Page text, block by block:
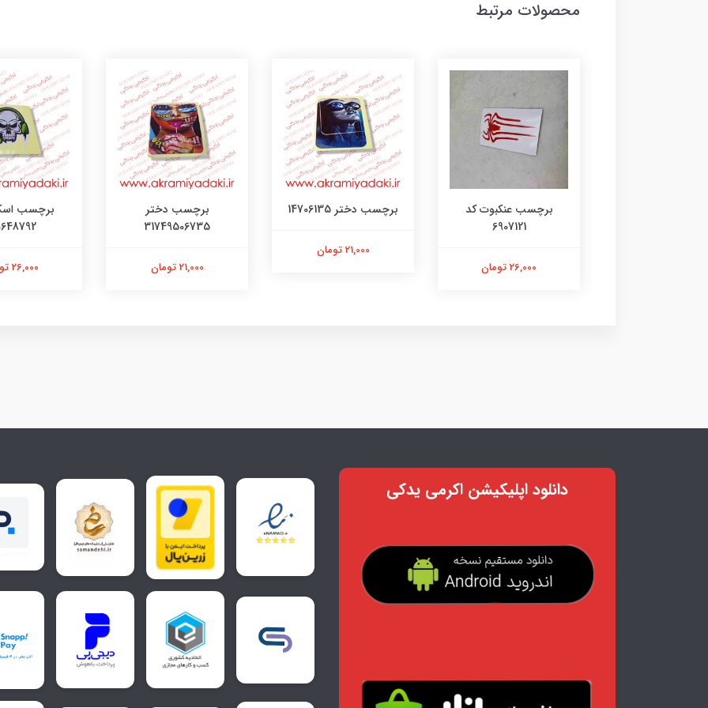
محصولات مرتبط
برچسب عنکبوت کد
6907121
26,000 تومان
برچسب دختر 14706135
21,000 تومان
برچسب دختر
31749506735
21,000 تومان
برچسب
26,000 تومان
دانلود اپلیکیشن اکرمی یدکی